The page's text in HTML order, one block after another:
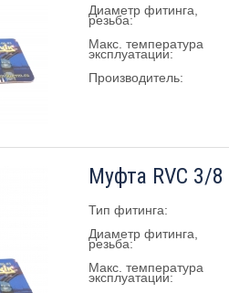
Диаметр фитинга,
резьба:
Макс. температура
эксплуатации:
Производитель:
Муфта RVC 3/
Тип фитинга:
Диаметр фитинга,
резьба:
Макс. температура
эксплуатации: